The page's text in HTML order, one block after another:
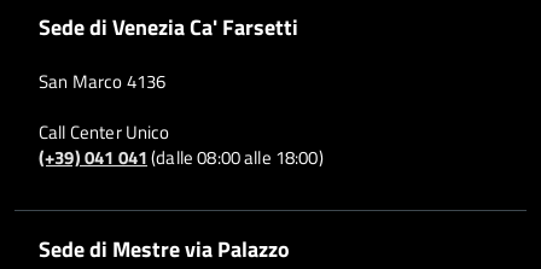
Sede di Venezia Ca' Farsetti
San Marco 4136
Call Center Unico
(+39) 041 041(dalle 08:00 alle 18:00)
Sede di Mestre via Palazzo